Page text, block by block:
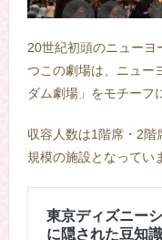
20世紀初頭のニューヨ
つこの劇場は、ニュー
ダム劇場」をモチーフ
収容人数は1階席・2
規模の施設となってい